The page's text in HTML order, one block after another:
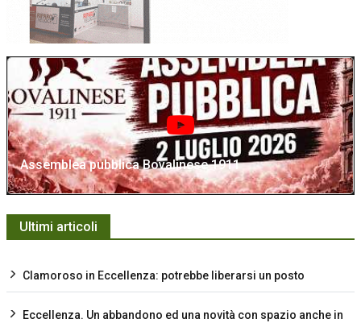
Assemblea pubblica Bovalinese 1911
Ultimi articoli
Clamoroso in Eccellenza: potrebbe liberarsi un posto
Eccellenza. Un abbandono ed una novità con spazio anche in